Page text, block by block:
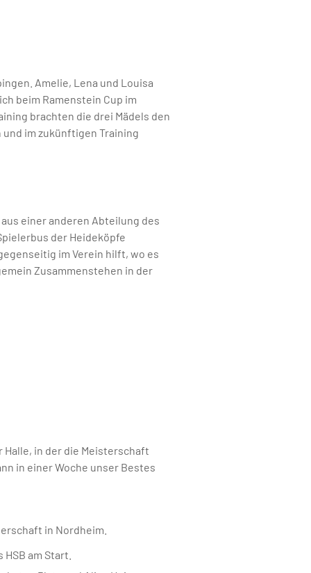
Amelie, Lena und Louisa
beim Ramenstein Cup im
brachten die drei Mädels den
im zukünftigen Training
einer anderen Abteilung des
der Heideköpfe
im Verein hilft, wo es
Zusammenstehen in der
in der die Meisterschaft
in einer Woche unser Bestes
in Nordheim.
am Start.